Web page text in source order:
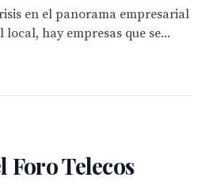
en el panorama empresarial
hay empresas que se...
Foro Telecos